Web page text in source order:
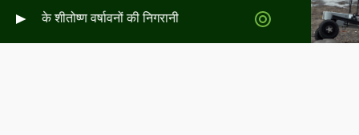
के शीतोष्ण वर्षावनों की निगरानी